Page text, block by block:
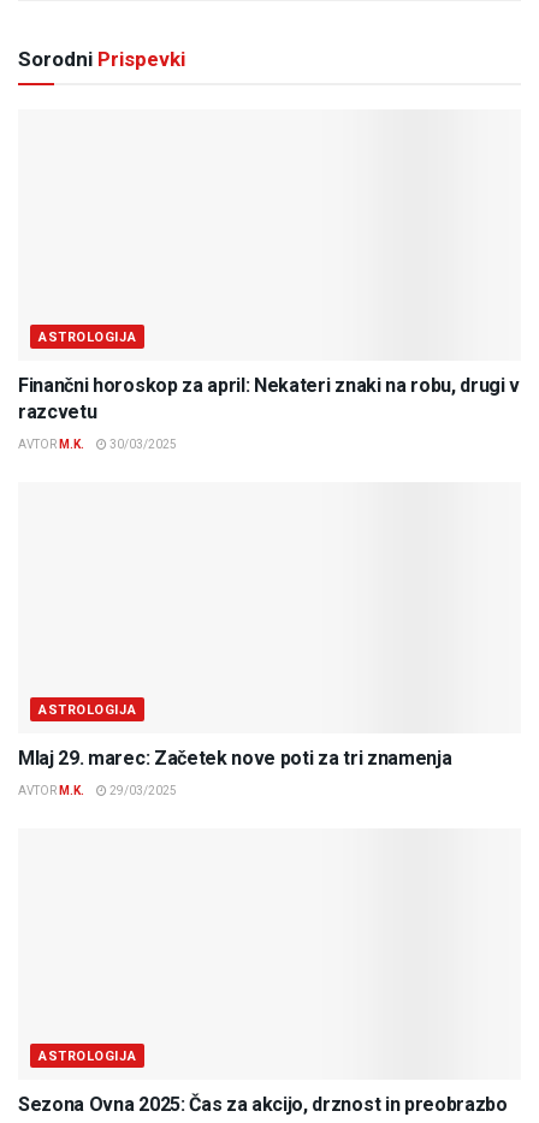
Sorodni Prispevki
ASTROLOGIJA
Finančni horoskop za april: Nekateri znaki na robu, drugi v
razcvetu
AVTOR M.K. 30/03/2025
ASTROLOGIJA
Mlaj 29. marec: Začetek nove poti za tri znamenja
AVTOR M.K. 29/03/2025
ASTROLOGIJA
Sezona Ovna 2025: Čas za akcijo, drznost in preobrazbo